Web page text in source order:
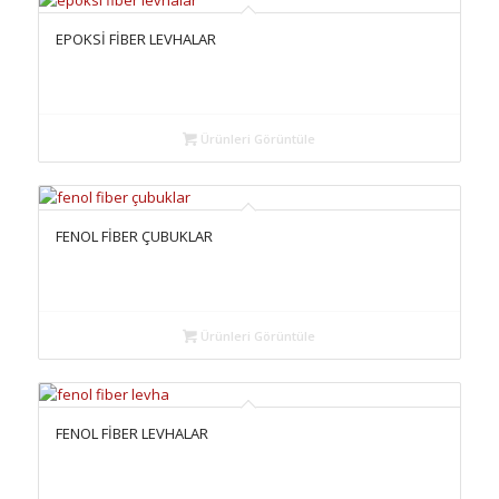
EPOKSİ FİBER LEVHALAR
Ürünleri Görüntüle
FENOL FİBER ÇUBUKLAR
Ürünleri Görüntüle
FENOL FİBER LEVHALAR